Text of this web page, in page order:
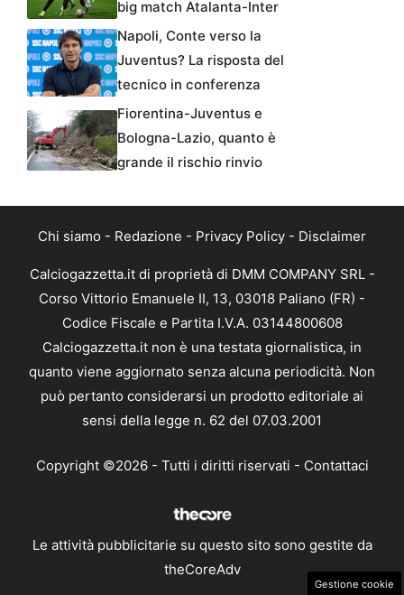
big match Atalanta-Inter
Napoli, Conte verso la
Juventus? La risposta del
tecnico in conferenza
Fiorentina-Juventus e
Bologna-Lazio, quanto è
grande il rischio rinvio
Chi siamo - Redazione - Privacy Policy - Disclaimer
Calciogazzetta.it di proprietà di DMM COMPANY SRL -
Corso Vittorio Emanuele II, 13, 03018 Paliano (FR) -
Codice Fiscale e Partita I.V.A. 03144800608
Calciogazzetta.it non è una testata giornalistica, in
quanto viene aggiornato senza alcuna periodicità. Non
può pertanto considerarsi un prodotto editoriale ai
sensi della legge n. 62 del 07.03.2001
Copyright ©2026 - Tutti i diritti riservati - Contattaci
Le attività pubblicitarie su questo sito sono gestite da
theCoreAdv
Gestione cookie